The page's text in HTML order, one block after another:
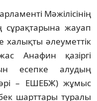
Мәжілісінің
сұрақтарына жауап
әлеуметтік
Анафин қазіргі
есепке алудың
әрі – ЕШЕБЖ) жұмыс
шарттары туралы